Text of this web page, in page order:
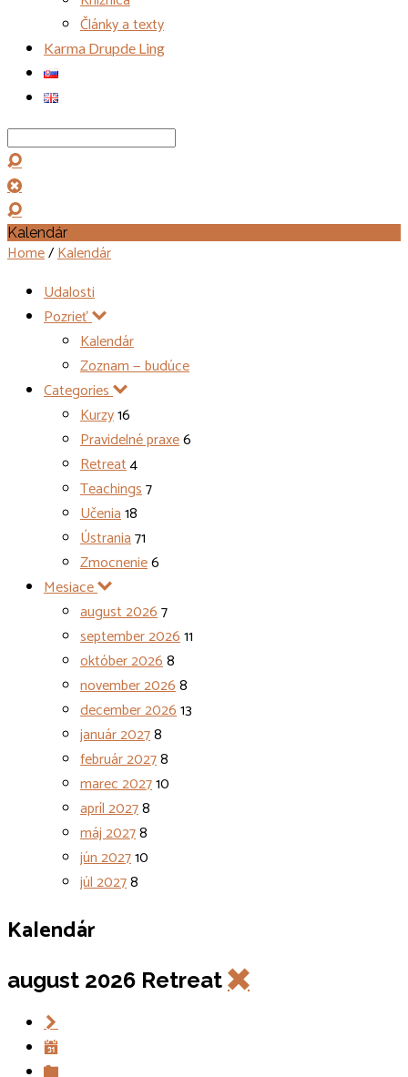
Články a texty
Karma Drupde Ling
Search
Kalendár
Home/Kalendár
Udalosti
Pozrieť
Kalendár
Zoznam — budúce
Categories
Kurzy16
Pravidelné praxe6
Retreat4
Teachings7
Učenia18
Ústrania71
Zmocnenie6
Mesiace
august 20267
september 202611
október 20268
november 20268
december 202613
január 20278
február 20278
marec 202710
apríl 20278
máj 20278
jún 202710
júl 20278
Kalendár
august 2026 Retreat